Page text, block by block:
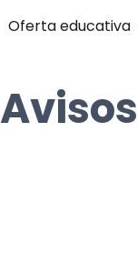
Oferta educativa
Avisos